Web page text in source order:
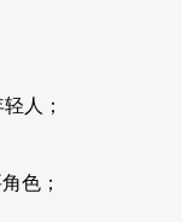
人；
色；